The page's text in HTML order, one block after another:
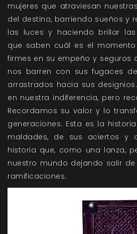
mujeres que atraviesan
del destino, barriendo sueños y
las luces y haciendo brillar las
que saben cuál es el
firmes en su empeño y seguros
nos barren con sus fugaces
arrastrados hacia sus
en nuestra indiferencia, pero
Recordamos su valor y lo
generaciones. Esta es la
maldades, de sus aciertos y
historia que, como una lanza,
nuestro mundo dejando salir
ramificaciones.